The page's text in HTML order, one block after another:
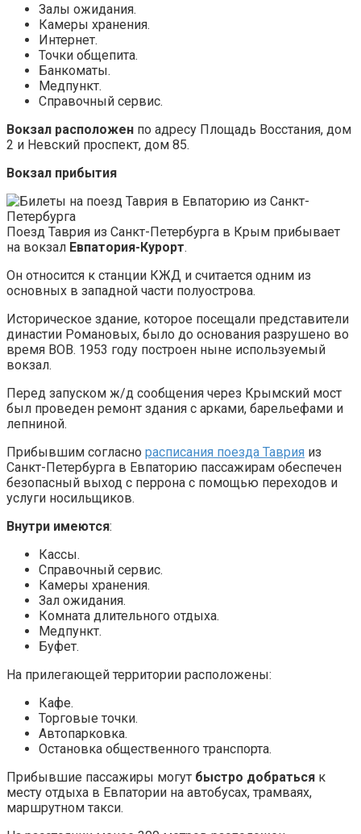
Залы ожидания.
Камеры хранения.
Интернет.
Точки общепита.
Банкоматы.
Медпункт.
Справочный сервис.
Вокзал расположен по адресу Площадь Восстания, дом
2 и Невский проспект, дом 85.
Вокзал прибытия
Поезд Таврия из Санкт-Петербурга в Крым прибывает
на вокзал Евпатория-Курорт.
Он относится к станции КЖД и считается одним из
основных в западной части полуострова.
Историческое здание, которое посещали представители
династии Романовых, было до основания разрушено во
время ВОВ. 1953 году построен ныне используемый
вокзал.
Перед запуском ж/д сообщения через Крымский мост
был проведен ремонт здания с арками, барельефами и
лепниной.
Прибывшим согласно расписания поезда Таврия из
Санкт-Петербурга в Евпаторию пассажирам обеспечен
безопасный выход с перрона с помощью переходов и
услуги носильщиков.
Внутри имеются:
Кассы.
Справочный сервис.
Камеры хранения.
Зал ожидания.
Комната длительного отдыха.
Медпункт.
Буфет.
На прилегающей территории расположены:
Кафе.
Торговые точки.
Автопарковка.
Остановка общественного транспорта.
Прибывшие пассажиры могут быстро добраться к
месту отдыха в Евпатории на автобусах, трамваях,
маршрутном такси.